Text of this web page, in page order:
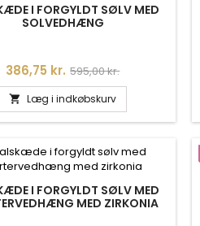
I FORGYLDT SØLV MED
SOLVEDHÆNG
Pris
386,75 kr. Normalpris
595,00 kr.
 Læg i indkøbskurv
I FORGYLDT SØLV MED
MED ZIRKONIA